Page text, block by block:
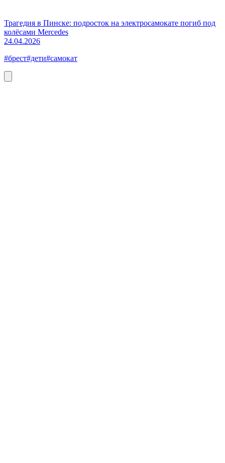
Трагедия в Пинске: подросток на электросамокате погиб под
колёсами Mercedes
24.04.2026
#брест#дети#самокат